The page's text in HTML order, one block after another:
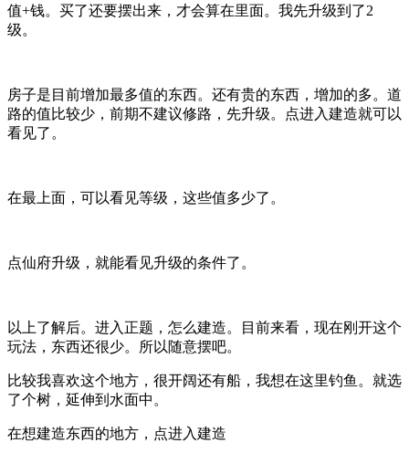
值+钱。买了还要摆出来，才会算在里面。我先升级到了2
级。
房子是目前增加最多值的东西。还有贵的东西，增加的多。道
路的值比较少，前期不建议修路，先升级。点进入建造就可以
看见了。
在最上面，可以看见等级，这些值多少了。
点仙府升级，就能看见升级的条件了。
以上了解后。进入正题，怎么建造。目前来看，现在刚开这个
玩法，东西还很少。所以随意摆吧。
比较我喜欢这个地方，很开阔还有船，我想在这里钓鱼。就选
了个树，延伸到水面中。
在想建造东西的地方，点进入建造